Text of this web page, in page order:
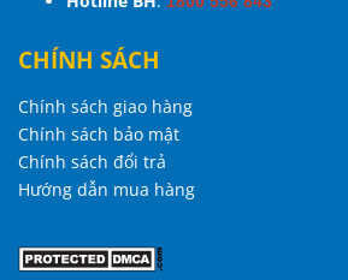
CHÍNH SÁCH
Chính sách giao hàng
Chính sách bảo mật
Chính sách đổi trả
Hướng dẫn mua hàng